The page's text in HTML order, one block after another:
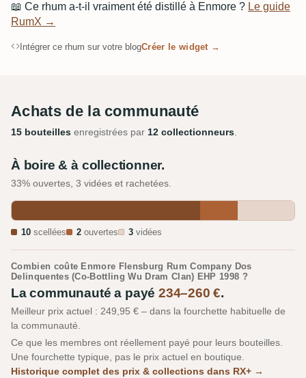
📖 Ce rhum a-t-il vraiment été distillé à Enmore ? Le guide
RumX →
Intégrer ce rhum sur votre blogCréer le widget →
Achats de la communauté
15 bouteilles enregistrées par 12 collectionneurs.
À boire & à collectionner.
33% ouvertes, 3 vidées et rachetées.
10 scellées 2 ouvertes 3 vidées
Combien coûte Enmore Flensburg Rum Company Dos
Delinquentes (Co-Bottling Wu Dram Clan) EHP 1998 ?
La communauté a payé234–260 €.
Meilleur prix actuel : 249,95 € – dans la fourchette habituelle de
la communauté.
Ce que les membres ont réellement payé pour leurs bouteilles.
Une fourchette typique, pas le prix actuel en boutique.
Historique complet des prix & collections dans RX+ →